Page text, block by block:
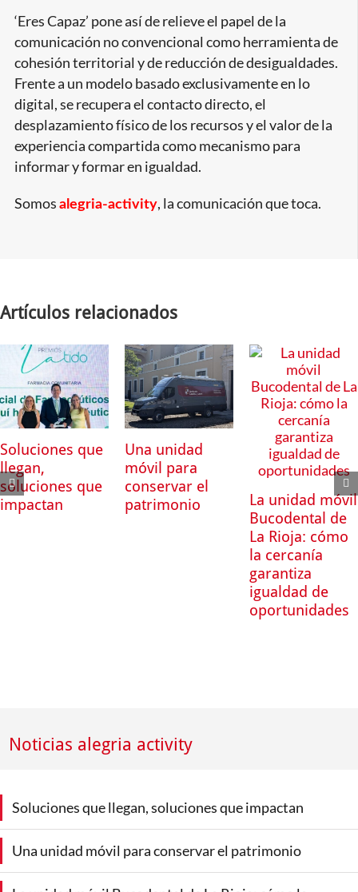
‘Eres Capaz’ pone así de relieve el papel de la
comunicación no convencional como herramienta de
cohesión territorial y de reducción de desigualdades.
Frente a un modelo basado exclusivamente en lo
digital, se recupera el contacto directo, el
desplazamiento físico de los recursos y el valor de la
experiencia compartida como mecanismo para
informar y formar en igualdad.
Somos alegria-activity, la comunicación que toca.
Artículos relacionados
Soluciones que
llegan,
soluciones que
impactan
Una unidad
móvil para
conservar el
patrimonio
La unidad móvil
Bucodental de
La Rioja: cómo
la cercanía
garantiza
igualdad de
oportunidades
Noticias alegria activity
Soluciones que llegan, soluciones que impactan
Una unidad móvil para conservar el patrimonio